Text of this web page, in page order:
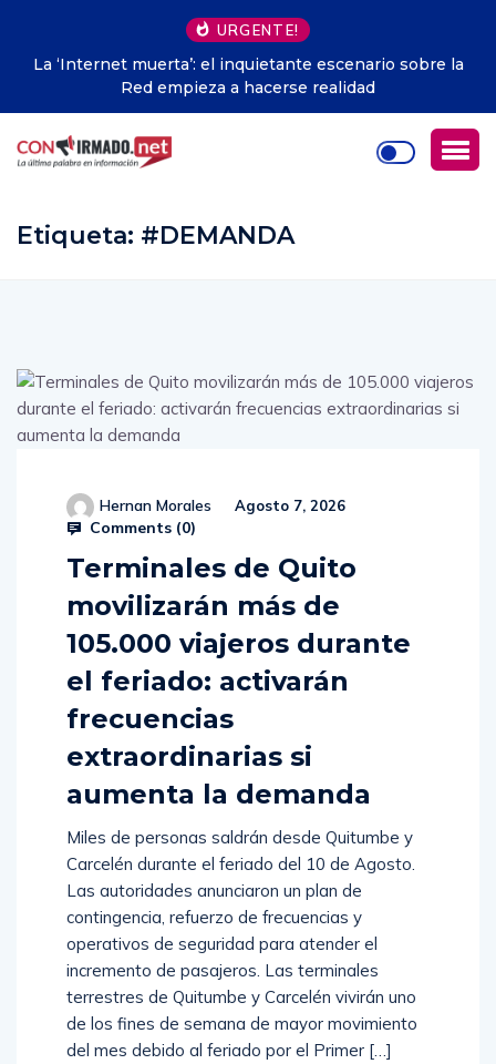
URGENTE!
La ‘Internet muerta’: el inquietante escenario sobre la
Red empieza a hacerse realidad
Etiqueta: #DEMANDA
Hernan Morales Agosto 7, 2026
Comments (0)
Terminales de Quito
movilizarán más de
105.000 viajeros durante
el feriado: activarán
frecuencias
extraordinarias si
aumenta la demanda
Miles de personas saldrán desde Quitumbe y
Carcelén durante el feriado del 10 de Agosto.
Las autoridades anunciaron un plan de
contingencia, refuerzo de frecuencias y
operativos de seguridad para atender el
incremento de pasajeros. Las terminales
terrestres de Quitumbe y Carcelén vivirán uno
de los fines de semana de mayor movimiento
del mes debido al feriado por el Primer […]